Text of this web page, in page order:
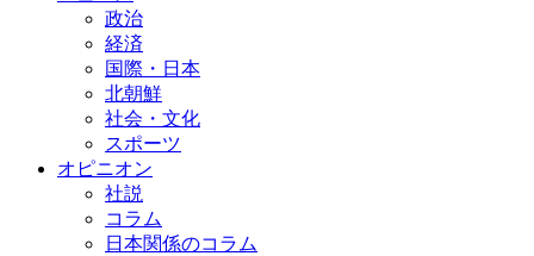
政治
経済
国際・日本
北朝鮮
社会・文化
スポーツ
オピニオン
社説
コラム
日本関係のコラム